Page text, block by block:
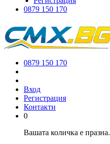
0879 150 170
0879 150 170
Вход
Регистрация
Контакти
0
Вашата количка е празна.